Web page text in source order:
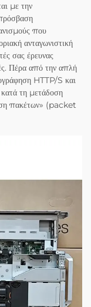
με την
που
ανταγωνιστική
σας έρευνας
Πέρα από την απλή
HTTP/S και
τη μετάδοση
πακέτων» (packet